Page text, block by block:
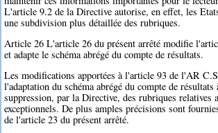
L'article 9.2 de la Directive autorise, en effet, les
une subdivision plus détaillée des rubriques.
Article 26 L'article 26 du présent arrêté modifie
et adapte le schéma abrégé du compte de résultats.
Les modifications apportées à l'article 93 de l'AR
l'adaptation du schéma abrégé du compte de
suppression, par la Directive, des rubriques relatives
exceptionnels. De plus amples précisions sont
de l'article 23 du présent arrêté.